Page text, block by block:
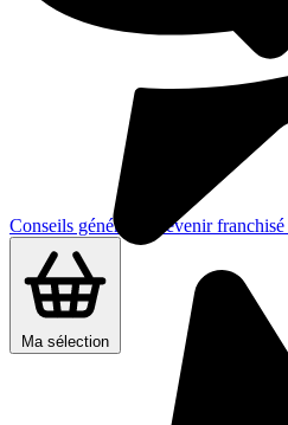
Conseils généraux Devenir franchisé
Ma sélection